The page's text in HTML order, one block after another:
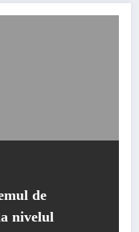
de
nivelul